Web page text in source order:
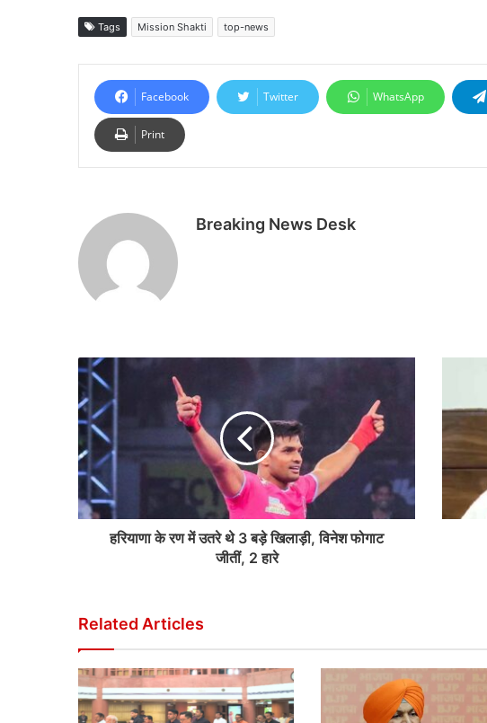
Tags Mission Shakti top-news
Facebook Twitter WhatsApp
Print
Breaking News Desk
हर‍ियाणा के रण में उतरे थे 3 बड़े ख‍िलाड़ी, विनेश फोगाट
जीतीं, 2 हारे
Related Articles